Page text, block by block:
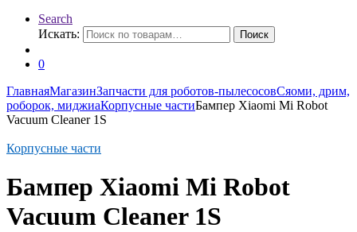
Search
Искать:
Поиск
0
ГлавнаяМагазинЗапчасти для роботов-пылесосовСяоми, дрим,
роборок, миджиаКорпусные частиБампер Xiaomi Mi Robot
Vacuum Cleaner 1S
Корпусные части
Бампер Xiaomi Mi Robot
Vacuum Cleaner 1S